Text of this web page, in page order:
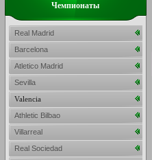
Чемпионаты
Real Madrid
Barcelona
Atletico Madrid
Sevilla
Valencia
Athletic Bilbao
Villarreal
Real Sociedad